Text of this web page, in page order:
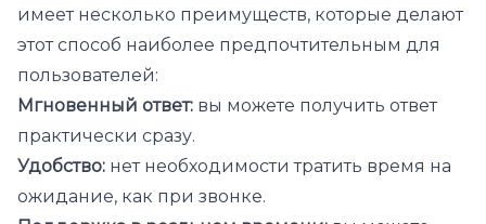
имеет несколько преимуществ, которые делают
этот способ наиболее предпочтительным для
пользователей:
Мгновенный ответ: вы можете получить ответ
практически сразу.
Удобство: нет необходимости тратить время на
ожидание, как при звонке.